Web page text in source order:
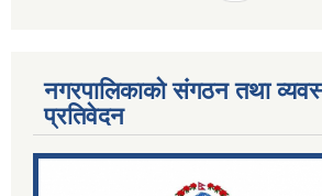
नगरपालिकाको संगठन तथा
प्रतिवेदन